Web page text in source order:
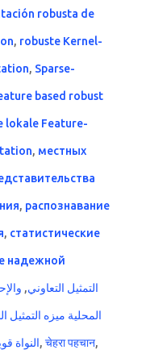
robusta de
, robuste Kernel-
, Sparse-
based robust
lokale Feature-
, местных
, распознавание
, статистические
надежной
التمثيل التعاوني,
المحلية ميزه التمثيل
النواة, चेहरा पहचान,